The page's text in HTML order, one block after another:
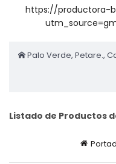
https://productora-
Palo Verde, Petare.,
Listado de Productos